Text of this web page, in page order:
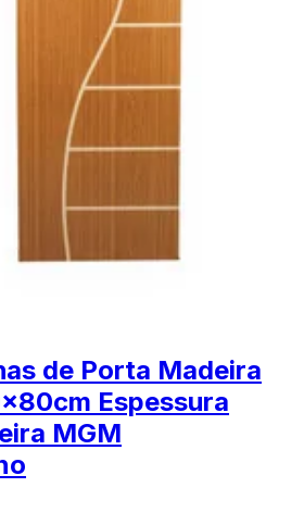
de Porta Madeira
Espessura
MGM